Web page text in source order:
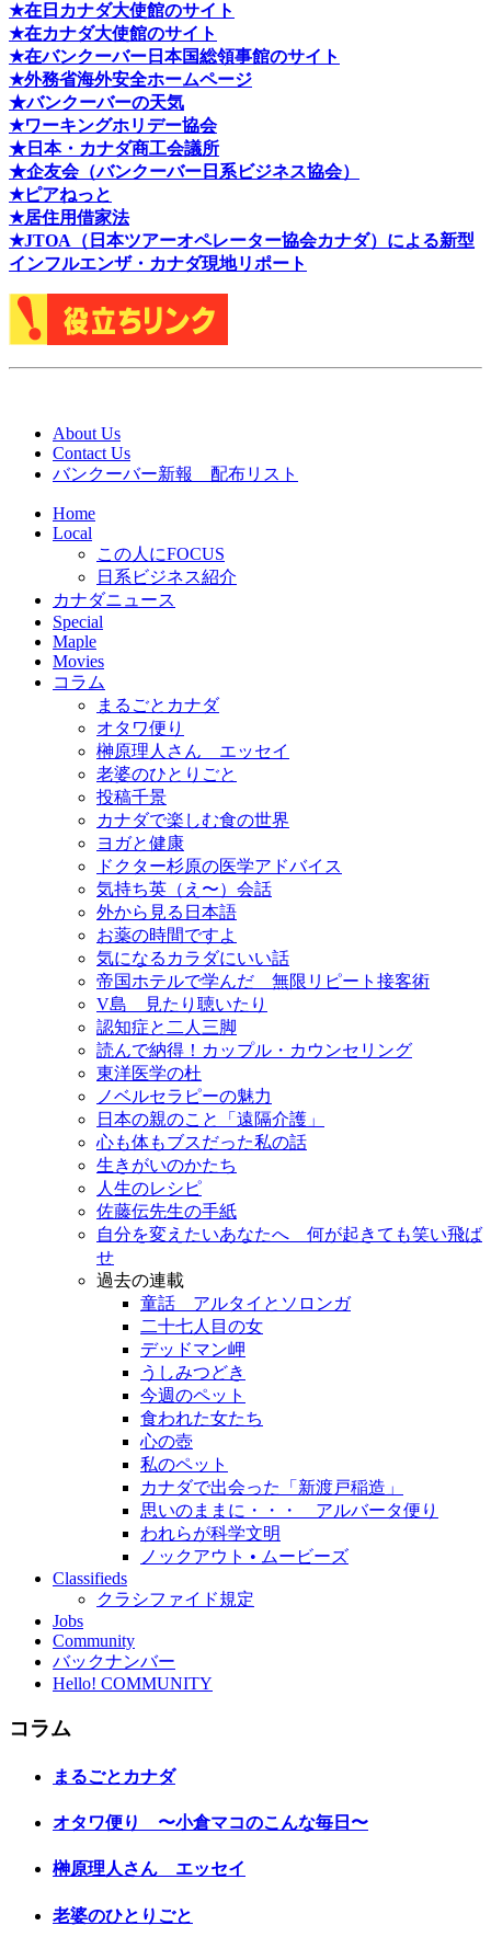
★在日カナダ大使館のサイト
★在カナダ大使館のサイト
★在バンクーバー日本国総領事館のサイト
★外務省海外安全ホームページ
★バンクーバーの天気
★ワーキングホリデー協会
★日本・カナダ商工会議所
★企友会（バンクーバー日系ビジネス協会）
★ピアねっと
★居住用借家法
★JTOA（日本ツアーオペレーター協会カナダ）による新型
インフルエンザ・カナダ現地リポート
About Us
Contact Us
バンクーバー新報 配布リスト
Home
Local
この人にFOCUS
日系ビジネス紹介
カナダニュース
Special
Maple
Movies
コラム
まるごとカナダ
オタワ便り
榊原理人さん エッセイ
老婆のひとりごと
投稿千景
カナダで楽しむ食の世界
ヨガと健康
ドクター杉原の医学アドバイス
気持ち英（え〜）会話
外から見る日本語
お薬の時間ですよ
気になるカラダにいい話
帝国ホテルで学んだ 無限リピート接客術
V島 見たり聴いたり
認知症と二人三脚
読んで納得！カップル・カウンセリング
東洋医学の杜
ノベルセラピーの魅力
日本の親のこと「遠隔介護」
心も体もブスだった私の話
生きがいのかたち
人生のレシピ
佐藤伝先生の手紙
自分を変えたいあなたへ 何が起きても笑い飛ば
せ
過去の連載
童話 アルタイとソロンガ
二十七人目の女
デッドマン岬
うしみつどき
今週のペット
食われた女たち
心の壺
私のペット
カナダで出会った「新渡戸稲造」
思いのままに・・・ アルバータ便り
われらが科学文明
ノックアウト • ムービーズ
Classifieds
クラシファイド規定
Jobs
Community
バックナンバー
Hello! COMMUNITY
コラム
まるごとカナダ
オタワ便り 〜小倉マコのこんな毎日〜
榊原理人さん エッセイ
老婆のひとりごと